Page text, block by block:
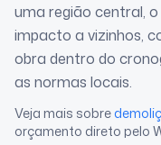
uma região central,
impacto a vizinhos,
obra dentro do
as normas locais.
Veja mais sobre
orçamento direto pelo